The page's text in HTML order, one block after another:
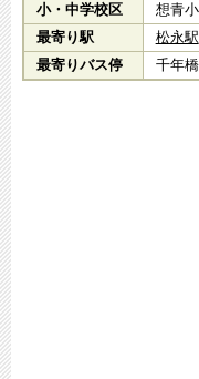
小・中学校区
想青
最寄り駅
松永駅
最寄りバス停
千年橋